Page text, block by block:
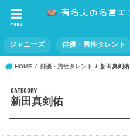
menu
ジャニーズ 俳優・男性タレント
HOME 俳優・男性タレント 新田真剣佑
新田真剣佑